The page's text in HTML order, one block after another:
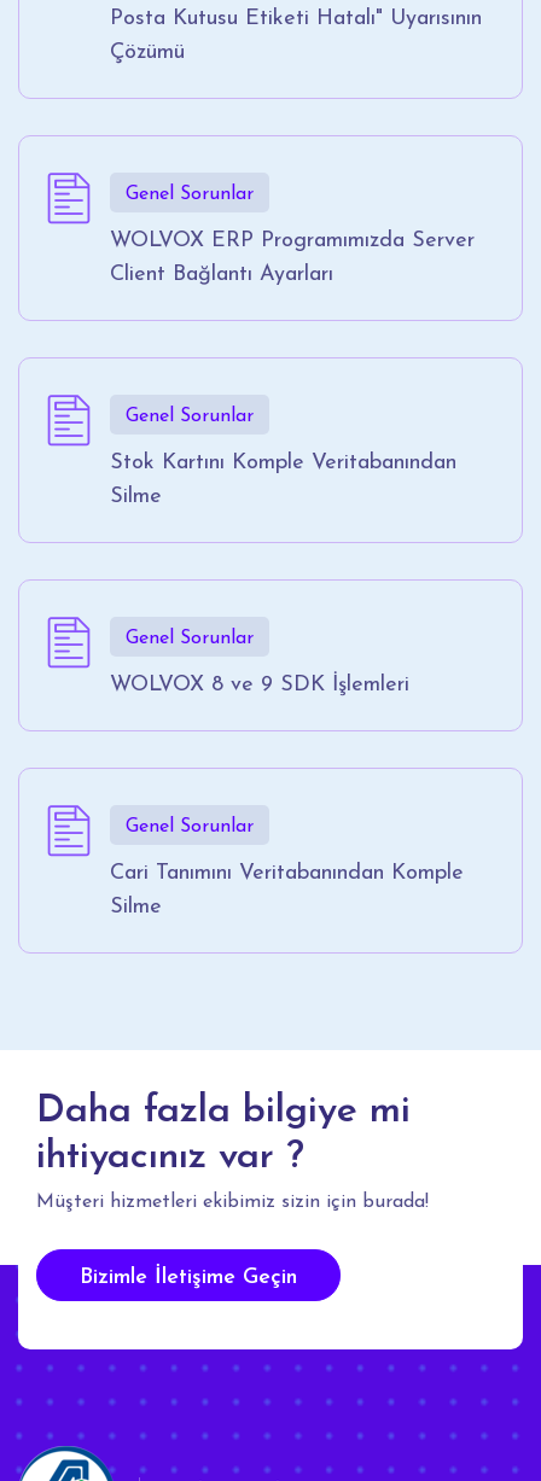
Posta Kutusu Etiketi Hatalı" Uyarısının
Çözümü
Genel Sorunlar
WOLVOX ERP Programımızda Server
Client Bağlantı Ayarları
Genel Sorunlar
Stok Kartını Komple Veritabanından
Silme
Genel Sorunlar
WOLVOX 8 ve 9 SDK İşlemleri
Genel Sorunlar
Cari Tanımını Veritabanından Komple
Silme
Daha fazla bilgiye mi
ihtiyacınız var ?
Müşteri hizmetleri ekibimiz sizin için burada!
Bizimle İletişime Geçin